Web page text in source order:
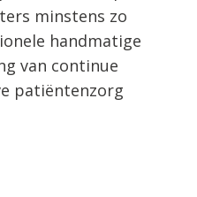
minstens zo
handmatige
van continue
patiëntenzorg